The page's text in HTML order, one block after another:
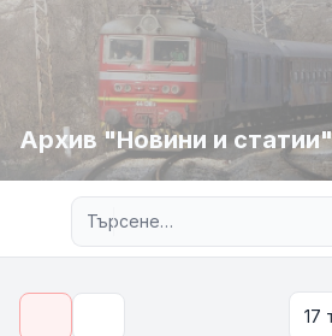
Архив "Новини и статии"
17